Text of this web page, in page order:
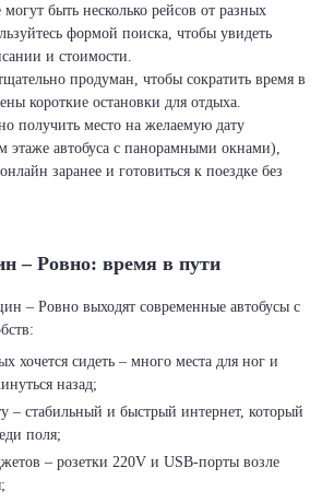
быть несколько рейсов от разных
формой поиска, чтобы увидеть
и стоимости.
продуман, чтобы сократить время в
короткие остановки для отдыха.
получить место на желаемую дату
этаже автобуса с панорамными окнами),
заранее и готовиться к поездке без
– Ровно: время в пути
– Ровно выходят современные автобусы с
хочется сидеть – много места для ног и
назад;
– стабильный и быстрый интернет, который
поля;
– розетки 220V и USB-порты возле